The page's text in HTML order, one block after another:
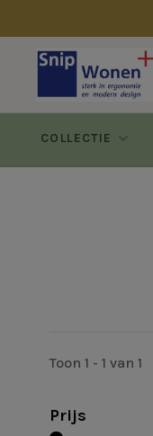
COLLECTIE
Toon 1 - 1 van 1
Prijs